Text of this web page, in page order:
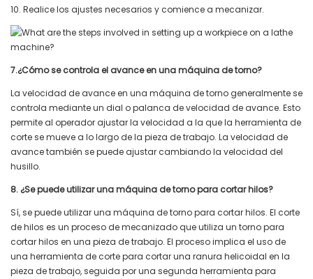
10. Realice los ajustes necesarios y comience a mecanizar.
7.¿Cómo se controla el avance en una máquina de torno?
La velocidad de avance en una máquina de torno generalmente se
controla mediante un dial o palanca de velocidad de avance. Esto
permite al operador ajustar la velocidad a la que la herramienta de
corte se mueve a lo largo de la pieza de trabajo. La velocidad de
avance también se puede ajustar cambiando la velocidad del
husillo.
8. ¿Se puede utilizar una máquina de torno para cortar hilos?
Sí, se puede utilizar una máquina de torno para cortar hilos. El corte
de hilos es un proceso de mecanizado que utiliza un torno para
cortar hilos en una pieza de trabajo. El proceso implica el uso de
una herramienta de corte para cortar una ranura helicoidal en la
pieza de trabajo, seguida por una segunda herramienta para